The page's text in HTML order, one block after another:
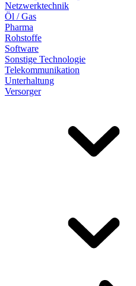
Netzwerktechnik
Öl / Gas
Pharma
Rohstoffe
Software
Sonstige Technologie
Telekommunikation
Unterhaltung
Versorger